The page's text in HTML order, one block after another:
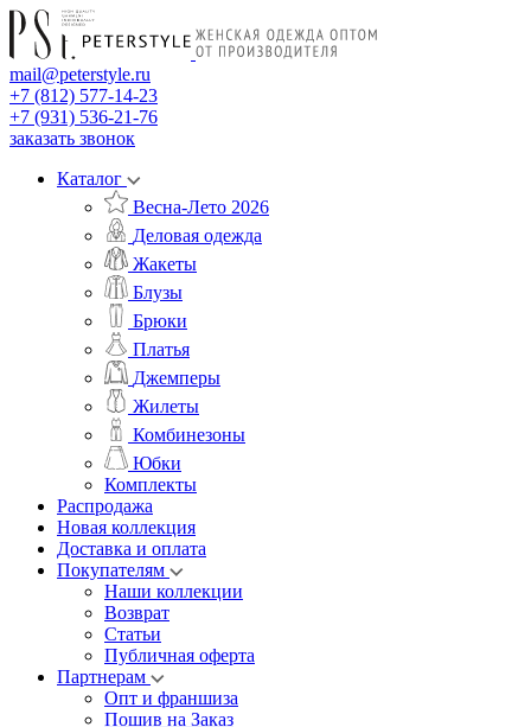
mail@peterstyle.ru
+7 (812) 577-14-23
+7 (931) 536-21-76
заказать звонок
Каталог
Весна-Лето 2026
Деловая одежда
Жакеты
Блузы
Брюки
Платья
Джемперы
Жилеты
Комбинезоны
Юбки
Комплекты
Распродажа
Новая коллекция
Доставка и оплата
Покупателям
Наши коллекции
Возврат
Статьи
Публичная оферта
Партнерам
Опт и франшиза
Пошив на Заказ